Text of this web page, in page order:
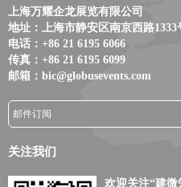
上海万耀企龙展览有限公司
地址：上海市静安区南京西路
电话：+86 21 6195 6066
传真：+86 21 6195 6099
邮箱：bic@globusevents.com
关注我们
欢迎关注“建微